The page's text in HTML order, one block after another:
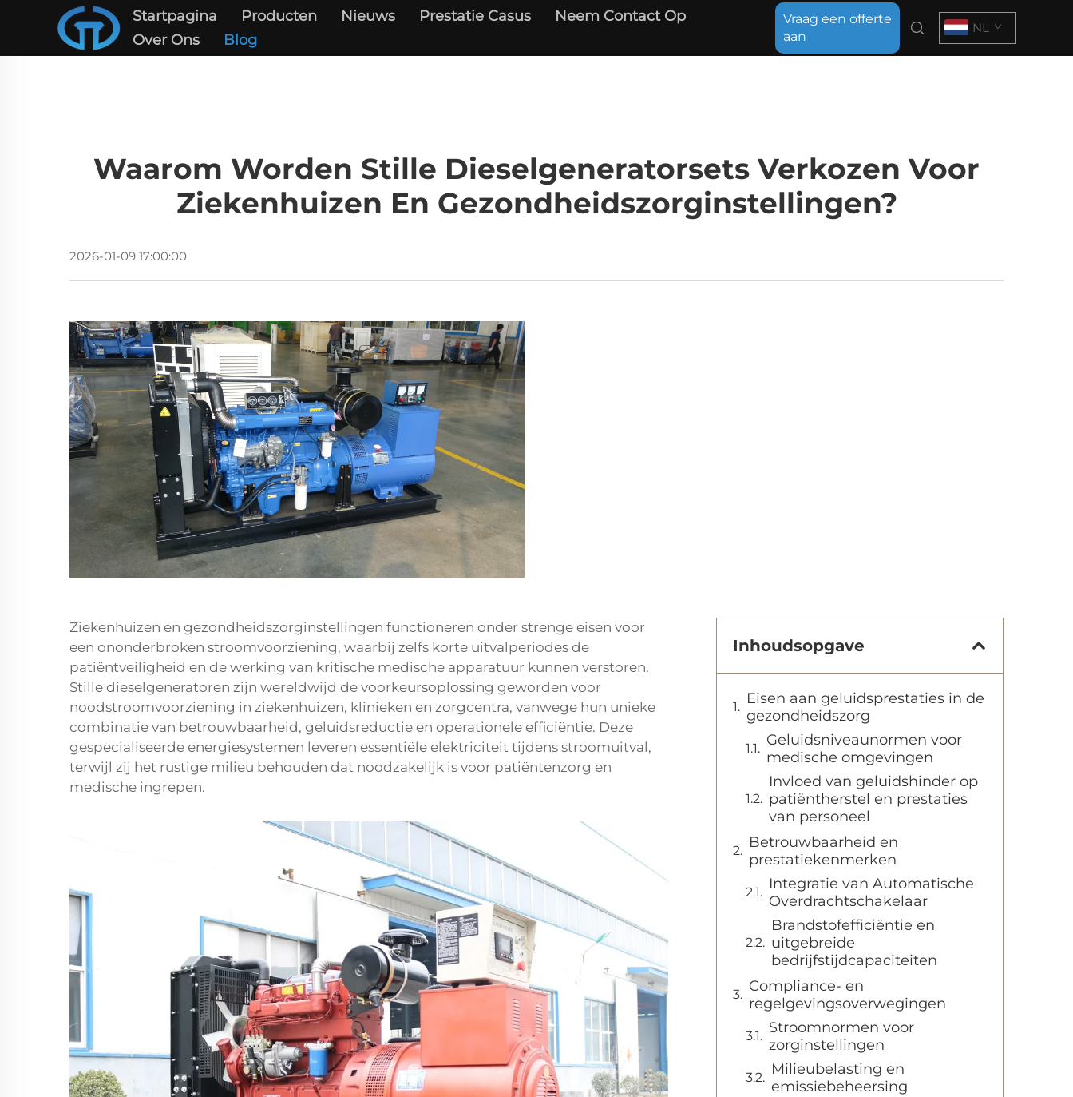
Startpagina Producten Nieuws Prestatie Casus
Neem Contact Op
Over Ons
Blog
Vraag een offerte
aan
NL
Waarom Worden Stille Dieselgeneratorsets Verkozen Voor
Ziekenhuizen En Gezondheidszorginstellingen?
2026-01-09 17:00:00
Ziekenhuizen en gezondheidszorginstellingen functioneren onder strenge eisen voor
een ononderbroken stroomvoorziening, waarbij zelfs korte uitvalperiodes de
patiëntveiligheid en de werking van kritische medische apparatuur kunnen verstoren.
Stille dieselgeneratoren zijn wereldwijd de voorkeursoplossing geworden voor
noodstroomvoorziening in ziekenhuizen, klinieken en zorgcentra, vanwege hun unieke
combinatie van betrouwbaarheid, geluidsreductie en operationele efficiëntie. Deze
gespecialiseerde energiesystemen leveren essentiële elektriciteit tijdens stroomuitval,
terwijl zij het rustige milieu behouden dat noodzakelijk is voor patiëntenzorg en
medische ingrepen.
Inhoudsopgave
Eisen aan geluidsprestaties in de
gezondheidszorg
Geluidsniveaunormen voor
medische omgevingen
Invloed van geluidshinder op
patiëntherstel en prestaties
van personeel
Betrouwbaarheid en
prestatiekenmerken
Integratie van Automatische
Overdrachtschakelaar
Brandstofefficiëntie en
uitgebreide
bedrijfstijdcapaciteiten
Compliance- en
regelgevingsoverwegingen
Stroomnormen voor
zorginstellingen
Milieubelasting en
emissiebeheersing